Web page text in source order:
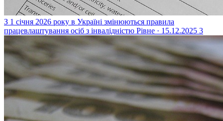
З 1 січня 2026 року в Україні змінюються правила
працевлаштування осіб з інвалідністю Рівне · 15.12.2025 3